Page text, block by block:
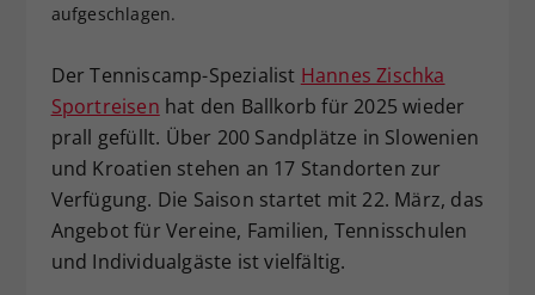
aufgeschlagen.
Der Tenniscamp-Spezialist Hannes Zischka
Sportreisen hat den Ballkorb für 2025 wieder
prall gefüllt. Über 200 Sandplätze in Slowenien
und Kroatien stehen an 17 Standorten zur
Verfügung. Die Saison startet mit 22. März, das
Angebot für Vereine, Familien, Tennisschulen
und Individualgäste ist vielfältig.